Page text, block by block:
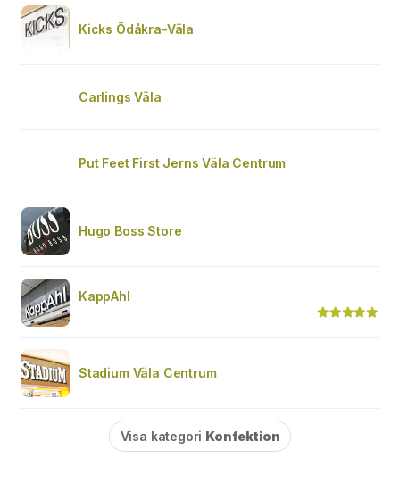
Kicks Ödåkra-Väla
Carlings Väla
Put Feet First Jerns Väla Centrum
Hugo Boss Store
KappAhl
Stadium Väla Centrum
Visa kategori Konfektion